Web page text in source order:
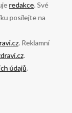
redakce. Své
posílejte na
. Reklamní
.
údajů.